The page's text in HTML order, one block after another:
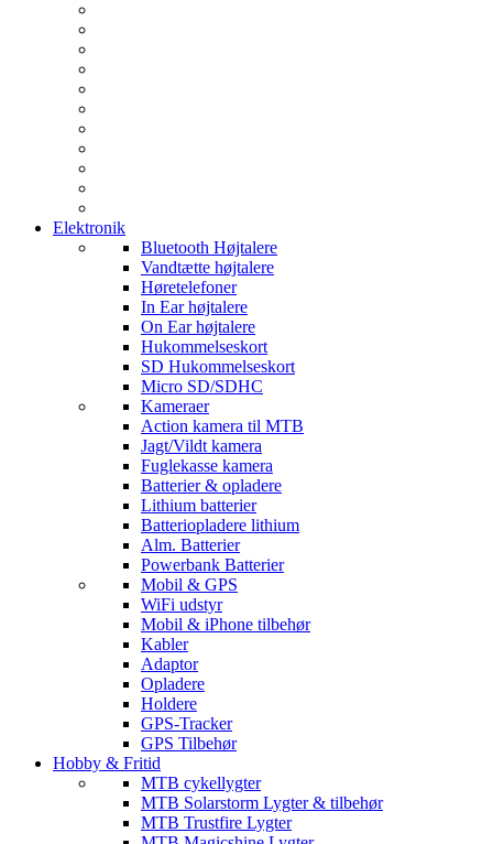
Elektronik
Bluetooth Højtalere
Vandtætte højtalere
Høretelefoner
In Ear højtalere
On Ear højtalere
Hukommelseskort
SD Hukommelseskort
Micro SD/SDHC
Kameraer
Action kamera til MTB
Jagt/Vildt kamera
Fuglekasse kamera
Batterier & opladere
Lithium batterier
Batteriopladere lithium
Alm. Batterier
Powerbank Batterier
Mobil & GPS
WiFi udstyr
Mobil & iPhone tilbehør
Kabler
Adaptor
Opladere
Holdere
GPS-Tracker
GPS Tilbehør
Hobby & Fritid
MTB cykellygter
MTB Solarstorm Lygter & tilbehør
MTB Trustfire Lygter